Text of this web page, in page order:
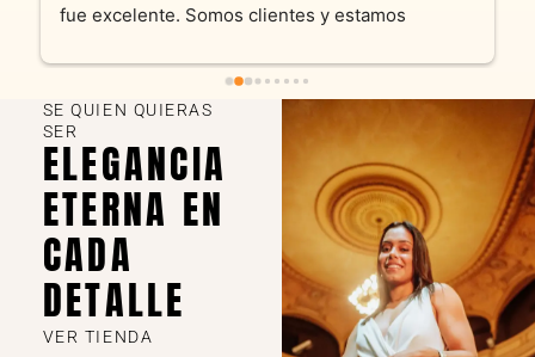
fue excelente. Somos clientes y estamos
SE QUIEN QUIERAS
SER
ELEGANCIA
ETERNA EN
CADA
DETALLE
VER TIENDA